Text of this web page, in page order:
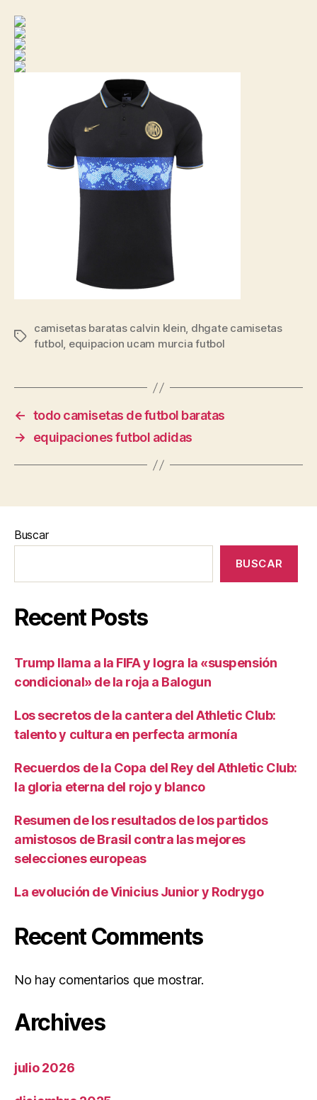
Etiquetas
camisetas baratas calvin klein, dhgate camisetas
futbol, equipacion ucam murcia futbol
← todo camisetas de futbol baratas
→
equipaciones futbol adidas
Buscar
BUSCAR
Recent Posts
Trump llama a la FIFA y logra la «suspensión
condicional» de la roja a Balogun
Los secretos de la cantera del Athletic Club:
talento y cultura en perfecta armonía
Recuerdos de la Copa del Rey del Athletic Club:
la gloria eterna del rojo y blanco
Resumen de los resultados de los partidos
amistosos de Brasil contra las mejores
selecciones europeas
La evolución de Vinicius Junior y Rodrygo
Recent Comments
No hay comentarios que mostrar.
Archives
julio 2026